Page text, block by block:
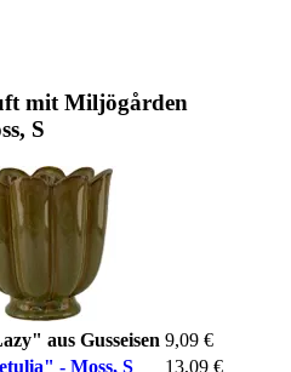
mit Miljögården
S
aus Gusseisen 9,09 €
- Moss, S
13,09 €